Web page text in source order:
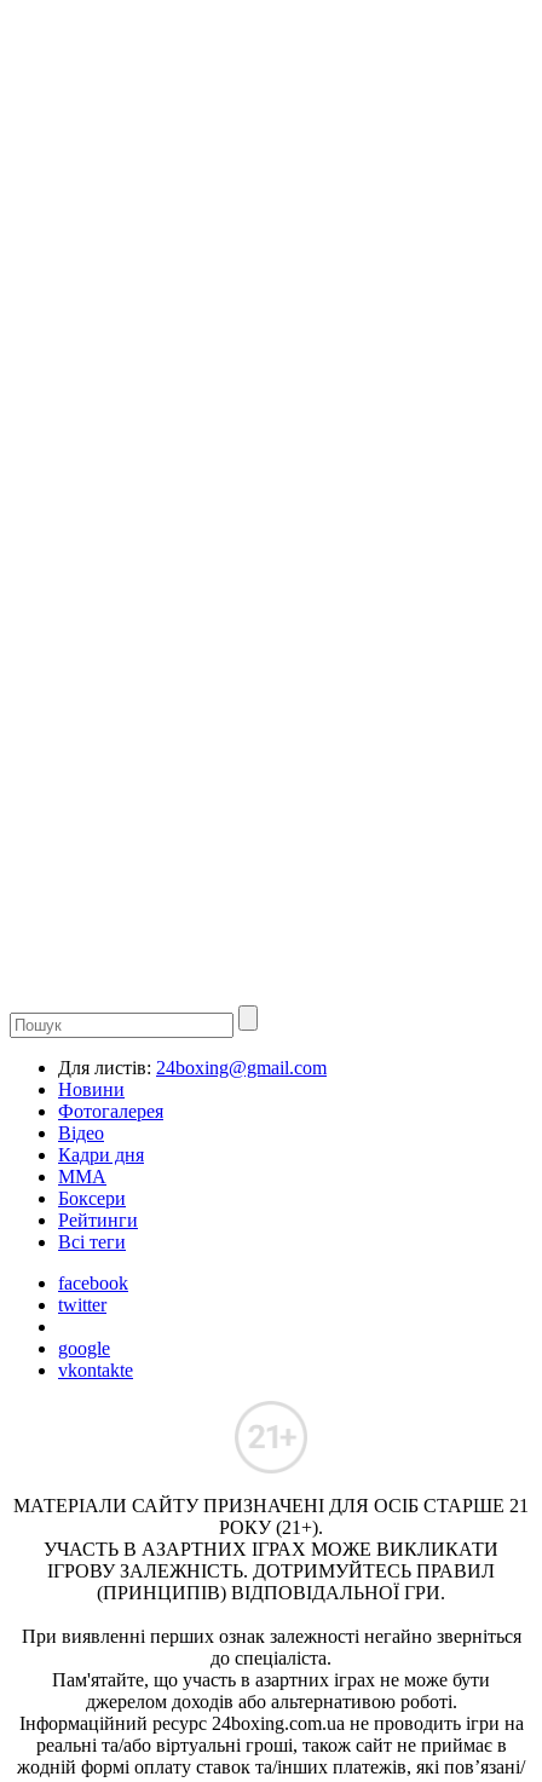
Для листів: 24boxing@gmail.com
Новини
Фотогалерея
Відео
Кадри дня
ММА
Боксери
Рейтинги
Всі теги
facebook
twitter
google
vkontakte
МАТЕРІАЛИ САЙТУ ПРИЗНАЧЕНІ ДЛЯ ОСІБ СТАРШЕ 21
РОКУ (21+).
УЧАСТЬ В АЗАРТНИХ ІГРАХ МОЖЕ ВИКЛИКАТИ
ІГРОВУ ЗАЛЕЖНІСТЬ. ДОТРИМУЙТЕСЬ ПРАВИЛ
(ПРИНЦИПІВ) ВІДПОВІДАЛЬНОЇ ГРИ.
При виявленні перших ознак залежності негайно зверніться
до спеціаліста.
Пам'ятайте, що участь в азартних іграх не може бути
джерелом доходів або альтернативою роботі.
Інформаційний ресурс 24boxing.com.ua не проводить ігри на
реальні та/або віртуальні гроші, також сайт не приймає в
жодній формі оплату ставок та/інших платежів, які пов’язані/